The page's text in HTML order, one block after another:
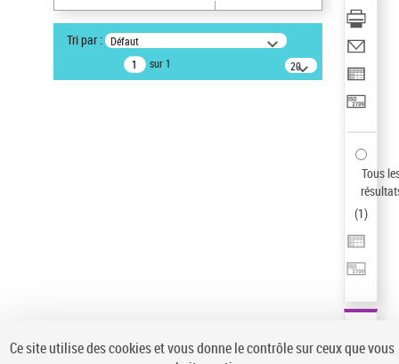
Auteur d’œuvre
Temperton, Rod (1947-2016)
Statut de la notice d’autorité
Tri par : Défaut
sur 1
20
résultats/page
Tous
(1)
Ce site utilise des cookies et vous donne le contrôle sur ceux que vous